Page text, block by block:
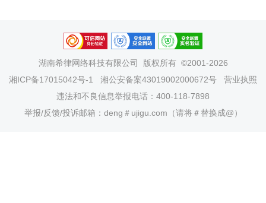
湖南希律网络科技有限公司
版权所有 ©2001-2026
湘ICP备17015042号-1
湘公安备案43019002000672号
营业执照
违法和不良信息举报电话：400-118-7898
举报/反馈/投诉邮箱：deng＃ujigu.com（请将＃替换成@）